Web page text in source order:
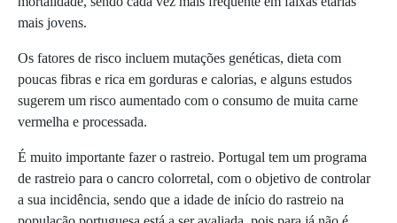
mais jovens.
Os fatores de risco incluem mutações genéticas, dieta com
poucas fibras e rica em gorduras e calorias, e alguns estudos
sugerem um risco aumentado com o consumo de muita carne
vermelha e processada.
É muito importante fazer o rastreio. Portugal tem um programa
de rastreio para o cancro colorretal, com o objetivo de controlar
a sua incidência, sendo que a idade de início do rastreio na